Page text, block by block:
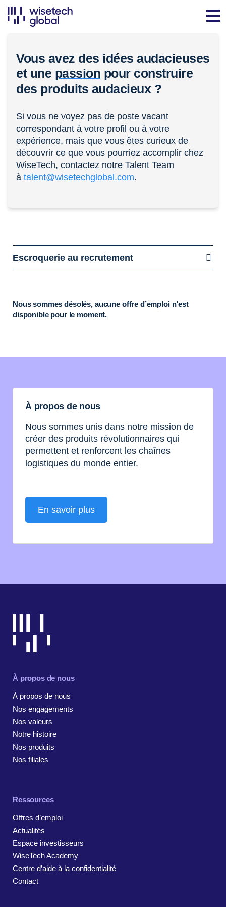
Vous avez des idées audacieuses
et une passion pour construire
des produits audacieux ?
Si vous ne voyez pas de poste vacant
correspondant à votre profil ou à votre
expérience, mais que vous êtes curieux de
découvrir ce que vous pourriez accomplir chez
WiseTech, contactez notre Talent Team
à talent@wisetechglobal.com.
Escroquerie au recrutement
Nous sommes désolés, aucune offre d’emploi n’est
disponible pour le moment.
À propos de nous
Nous sommes unis dans notre mission de
créer des produits révolutionnaires qui
permettent et renforcent les chaînes
logistiques du monde entier.
En savoir plus
À propos de nous
À propos de nous
Nos engagements
Nos valeurs
Notre histoire
Nos produits
Nos filiales
Ressources
Offres d’emploi
Actualités
Espace investisseurs
WiseTech Academy
Centre d’aide à la confidentialité
Contact